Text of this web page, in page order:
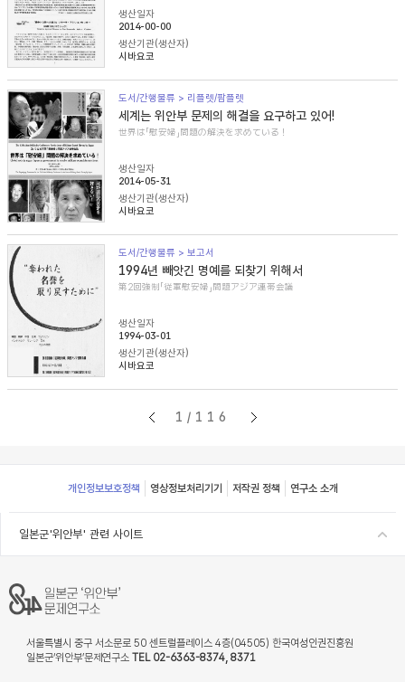
생산일자
2014-00-00
생산기관(생산자)
시바요코
도서/간행물류 > 리플렛/팜플렛
세계는 위안부 문제의 해결을 요구하고 있어!
世界は「慰安婦」問題の解決を求めている！
생산일자
2014-05-31
생산기관(생산자)
시바요코
도서/간행물류 > 보고서
1994년 빼앗긴 명예를 되찾기 위해서
第2回強制「従軍慰安婦」問題アジア連帯会議
생산일자
1994-03-01
생산기관(생산자)
시바요코
1/116
Footer
개인정보보호정책 영상정보처리기기 저작권 정책 연구소 소개
일본군'위안부' 관련 사이트
서울특별시 중구 서소문로 50 센트럴플레이스 4층(04505) 한국여성인권진흥원
일본군‘위안부’문제연구소 TEL 02-6363-8374, 8371